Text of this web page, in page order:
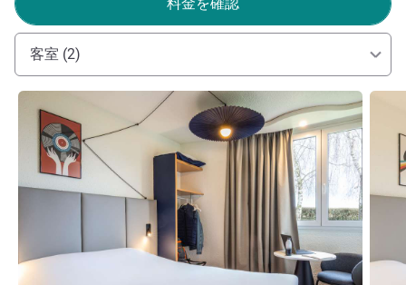
My team and I welcome you to the land of Champagne
and wish you the best stay with us. Enjoy the quality and
lifestyle of Châlons-en-Champagne as you explore the city
and its surroundings.
Emmanuel MINETTE ホテル経営
客室 (2)
詳細を表示 詳細